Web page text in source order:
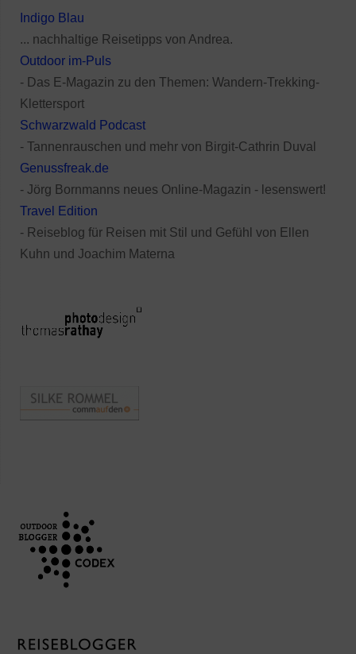
Indigo Blau
... nachhaltige Reisetipps von Andrea.
Outdoor im-Puls
- Das E-Magazin zu den Themen: Wandern-Trekking-
Klettersport
Schwarzwald Podcast
- Tannenrauschen und mehr von Birgit-Cathrin Duval
Genussfreak.de
- Jörg Bornmanns neues Online-Magazin - lesenswert!
Travel Edition
- Reiseblog für Reisen mit Stil und Gefühl von Ellen
Kuhn und Joachim Materna